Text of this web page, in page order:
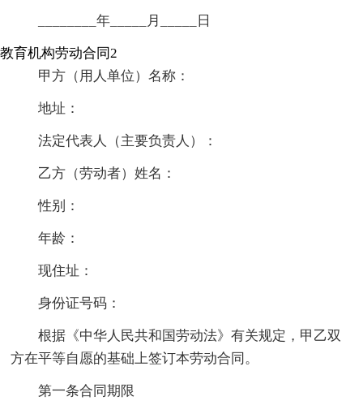
________年_____月_____日
教育机构劳动合同2
甲方（用人单位）名称：
地址：
法定代表人（主要负责人）：
乙方（劳动者）姓名：
性别：
年龄：
现住址：
身份证号码：
根据《中华人民共和国劳动法》有关规定，甲乙双
方在平等自愿的基础上签订本劳动合同。
第一条合同期限